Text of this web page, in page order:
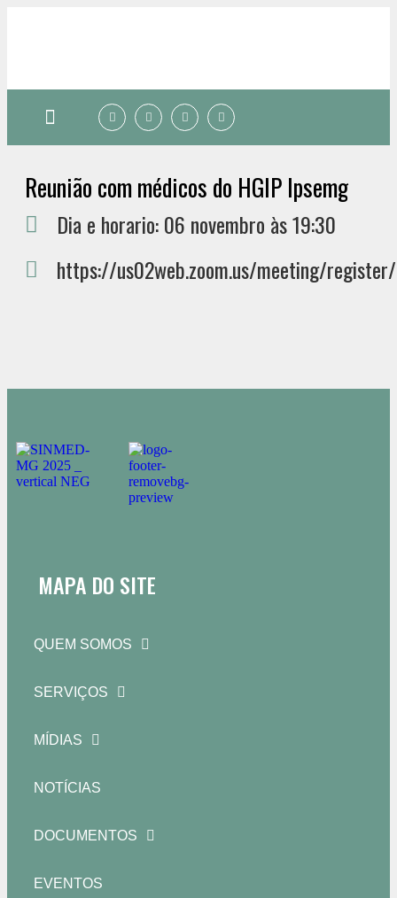
Reunião com médicos do HGIP Ipsemg
Dia e horario: 06 novembro às 19:30
https://us02web.zoom.us/meeting/
MAPA DO SITE
QUEM SOMOS
SERVIÇOS
MÍDIAS
NOTÍCIAS
DOCUMENTOS
EVENTOS